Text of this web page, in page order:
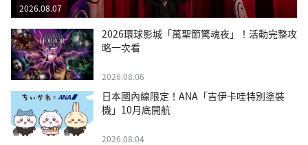
2026.08.07
2026環球影城「萬聖節驚魂夜」！活動完整攻
略一次看
2026.08.06
日本國內線限定！ANA「吉伊卡哇特別塗裝
機」10月底開航
2026.08.04